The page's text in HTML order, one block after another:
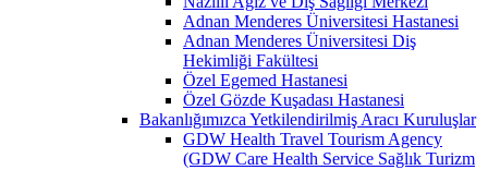
Adnan Menderes Üniversitesi Hastanesi
Adnan Menderes Üniversitesi Diş
Hekimliği Fakültesi
Özel Egemed Hastanesi
Özel Gözde Kuşadası Hastanesi
Bakanlığımızca Yetkilendirilmiş Aracı Kuruluşlar
GDW Health Travel Tourism Agency
(GDW Care Health Service Sağlık Turizm